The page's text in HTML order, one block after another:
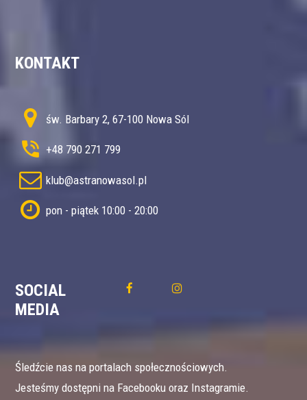
KONTAKT
św. Barbary 2, 67-100 Nowa Sól
+48 790 271 799
klub@astranowasol.pl
pon - piątek 10:00 - 20:00
SOCIAL
MEDIA
Śledźcie nas na portalach społecznościowych.
Jesteśmy dostępni na Facebooku oraz Instagramie.